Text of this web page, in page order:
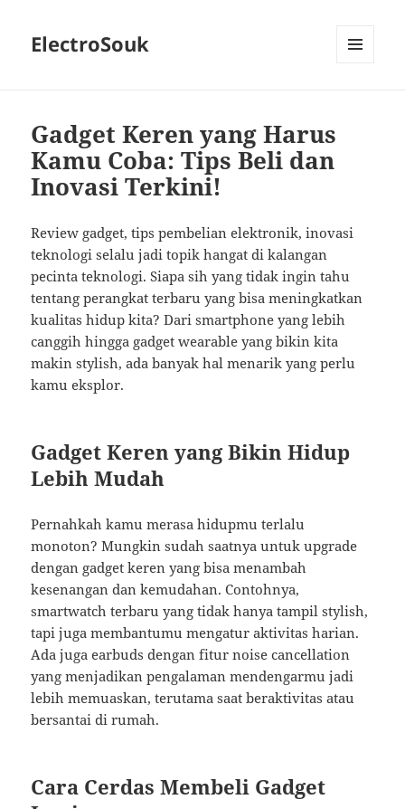
ElectroSouk
Gadget Keren yang Harus
Kamu Coba: Tips Beli dan
Inovasi Terkini!
Review gadget, tips pembelian elektronik, inovasi
teknologi selalu jadi topik hangat di kalangan
pecinta teknologi. Siapa sih yang tidak ingin tahu
tentang perangkat terbaru yang bisa meningkatkan
kualitas hidup kita? Dari smartphone yang lebih
canggih hingga gadget wearable yang bikin kita
makin stylish, ada banyak hal menarik yang perlu
kamu eksplor.
Gadget Keren yang Bikin Hidup
Lebih Mudah
Pernahkah kamu merasa hidupmu terlalu
monoton? Mungkin sudah saatnya untuk upgrade
dengan gadget keren yang bisa menambah
kesenangan dan kemudahan. Contohnya,
smartwatch terbaru yang tidak hanya tampil stylish,
tapi juga membantumu mengatur aktivitas harian.
Ada juga earbuds dengan fitur noise cancellation
yang menjadikan pengalaman mendengarmu jadi
lebih memuaskan, terutama saat beraktivitas atau
bersantai di rumah.
Cara Cerdas Membeli Gadget